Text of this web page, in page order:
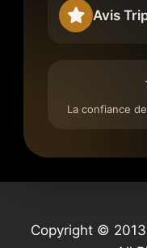
Avis
La confiance
Copyright ©